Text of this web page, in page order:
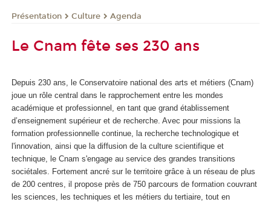
Présentation Culture Agenda
Le Cnam fête ses 230 ans
Depuis 230 ans, le Conservatoire national des arts et métiers (Cnam)
joue un rôle central dans le rapprochement entre les mondes
académique et professionnel, en tant que grand établissement
d’enseignement supérieur et de recherche. Avec pour missions la
formation professionnelle continue, la recherche technologique et
l'innovation, ainsi que la diffusion de la culture scientifique et
technique, le Cnam s'engage au service des grandes transitions
sociétales. Fortement ancré sur le territoire grâce à un réseau de plus
de 200 centres, il propose près de 750 parcours de formation couvrant
les sciences, les techniques et les métiers du tertiaire, tout en